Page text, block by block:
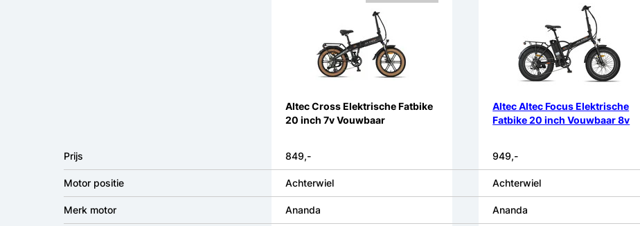
Altec Cross Elektrische Fatbike
20 inch 7v Vouwbaar
Prijs 849,-
Motor positie Achterwiel
Merk motor Ananda
Altec Altec Focus Elektrische
Fatbike 20 inch Vouwbaar 8v
949,-
Achterwiel
Ananda